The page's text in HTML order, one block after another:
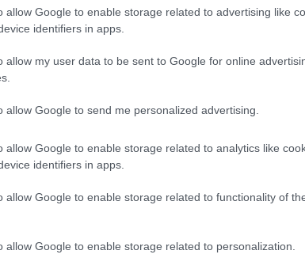
allow Google to enable storage related to advertising like
identifiers in apps.
allow my user data to be sent to Google for online
allow Google to send me personalized advertising.
allow Google to enable storage related to analytics like
identifiers in apps.
allow Google to enable storage related to functionality of
allow Google to enable storage related to personalization.